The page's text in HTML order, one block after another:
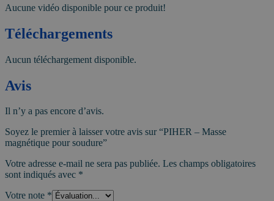
Aucune vidéo disponible pour ce produit!
Téléchargements
Aucun téléchargement disponible.
Avis
Il n’y a pas encore d’avis.
Soyez le premier à laisser votre avis sur “PIHER – Masse
magnétique pour soudure”
Votre adresse e-mail ne sera pas publiée. Les champs obligatoires
sont indiqués avec *
Votre note *